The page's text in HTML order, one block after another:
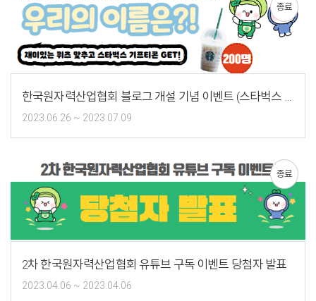
한국원자력산업협회 블로그 개설 기념 이벤트 (스타벅스 기프티콘 200명)
2023.06.26 ~ 2023.07.09
종료
2차 한국원자력산업협회 유튜브 구독 이벤트 당첨자 발표
2023.04.06 ~ 2023.04.06
종료